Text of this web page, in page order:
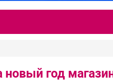
новый год